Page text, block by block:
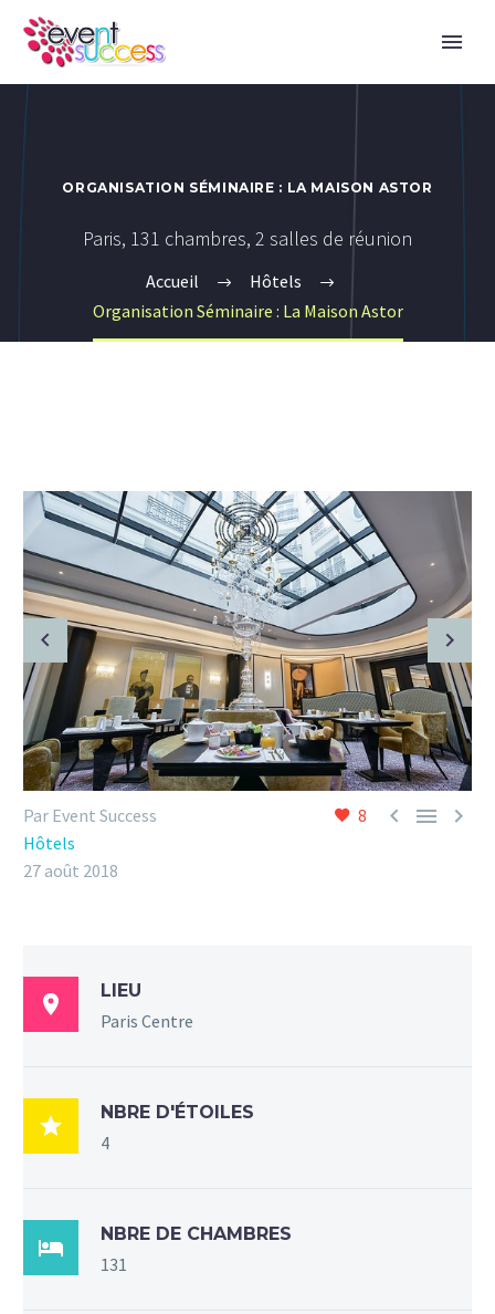
ORGANISATION SÉMINAIRE : LA MAISON ASTOR
Paris, 131 chambres, 2 salles de réunion
Accueil
Hôtels
Organisation Séminaire : La Maison Astor
8   
Par Event Success
Hôtels
27 août 2018

LIEU
Paris Centre

NBRE D'ÉTOILES
4

NBRE DE CHAMBRES
131